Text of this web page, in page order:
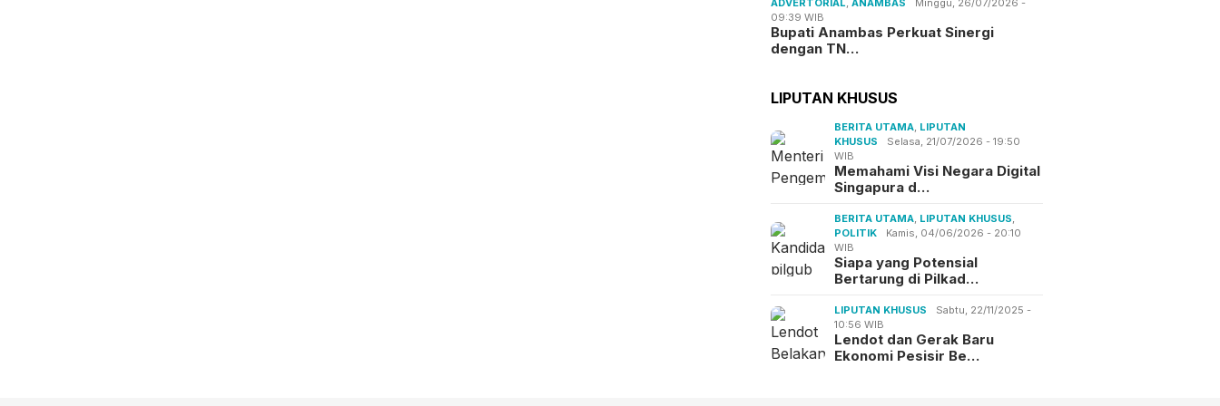
09:39 WIB
Bupati Anambas Perkuat Sinergi
dengan TN…
LIPUTAN KHUSUS
BERITA UTAMA LIPUTAN
KHUSUS
Selasa, 21/07/2026 - 19:50
WIB
Memahami Visi Negara Digital
Singapura d…
BERITA UTAMA LIPUTAN KHUSUS
POLITIK
Kamis, 04/06/2026 - 20:10
WIB
Siapa yang Potensial
Bertarung di Pilkad…
LIPUTAN KHUSUS
Sabtu, 22/11/2025 -
10:56 WIB
Lendot dan Gerak Baru
Ekonomi Pesisir Be…